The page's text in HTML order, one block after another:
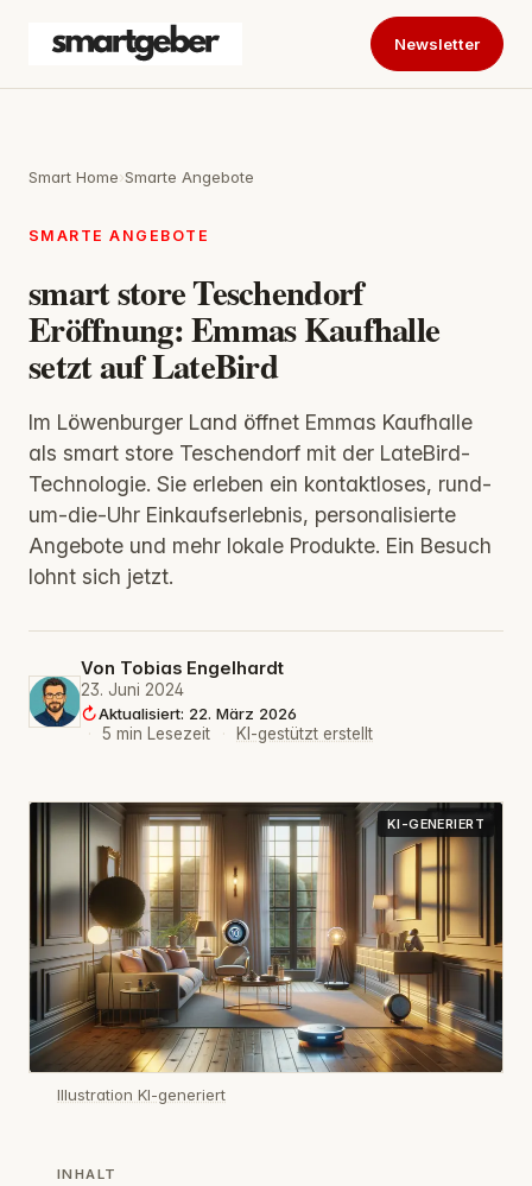
Newsletter
Smart Home›Smarte Angebote
SMARTE ANGEBOTE
smart store Teschendorf
Eröffnung: Emmas Kaufhalle
setzt auf LateBird
Im Löwenburger Land öffnet Emmas Kaufhalle
als smart store Teschendorf mit der LateBird-
Technologie. Sie erleben ein kontaktloses, rund-
um-die-Uhr Einkaufserlebnis, personalisierte
Angebote und mehr lokale Produkte. Ein Besuch
lohnt sich jetzt.
Von Tobias Engelhardt
23. Juni 2024
Aktualisiert: 22. März 2026
·
5 min Lesezeit · KI-gestützt erstellt
KI-GENERIERT
Illustration KI-generiert
INHALT